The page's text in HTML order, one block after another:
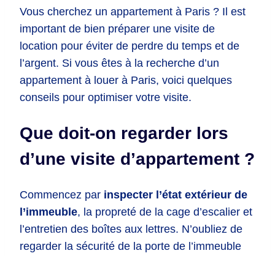
Vous cherchez un appartement à Paris ? Il est
important de bien préparer une visite de
location pour éviter de perdre du temps et de
l’argent. Si vous êtes à la recherche d’un
appartement à louer à Paris, voici quelques
conseils pour optimiser votre visite.
Que doit-on regarder lors
d’une visite d’appartement ?
Commencez par inspecter l’état extérieur de
l’immeuble, la propreté de la cage d’escalier et
l’entretien des boîtes aux lettres. N’oubliez de
regarder la sécurité de la porte de l’immeuble